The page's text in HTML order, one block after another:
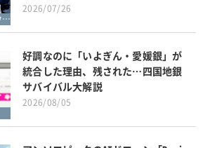
標的型攻撃・ランサムウェア対策
2026/07/26
好調なのに「いよぎん・愛媛銀」が
統合した理由、残された…四国地銀
サバイバル大解説
2026/08/05